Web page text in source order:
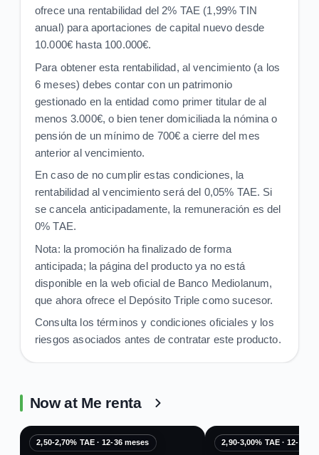
ofrece una rentabilidad del 2% TAE (1,99% TIN
anual) para aportaciones de capital nuevo desde
10.000€ hasta 100.000€.
Para obtener esta rentabilidad, al vencimiento (a los
6 meses) debes contar con un patrimonio
gestionado en la entidad como primer titular de al
menos 3.000€, o bien tener domiciliada la nómina o
pensión de un mínimo de 700€ a cierre del mes
anterior al vencimiento.
En caso de no cumplir estas condiciones, la
rentabilidad al vencimiento será del 0,05% TAE. Si
se cancela anticipadamente, la remuneración es del
0% TAE.
Nota: la promoción ha finalizado de forma
anticipada; la página del producto ya no está
disponible en la web oficial de Banco Mediolanum,
que ahora ofrece el Depósito Triple como sucesor.
Consulta los términos y condiciones oficiales y los
riesgos asociados antes de contratar este producto.
Now at Me renta
2,50-2,70% TAE · 12-36 meses 2,90-3,00% TAE · 12-36